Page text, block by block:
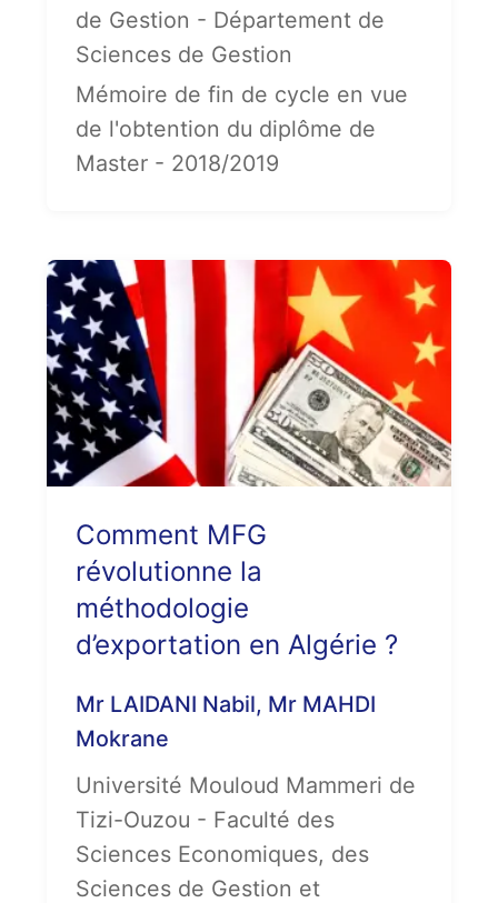
de Gestion - Département de
Sciences de Gestion
Mémoire de fin de cycle en vue
de l'obtention du diplôme de
Master - 2018/2019
Comment MFG
révolutionne la
méthodologie
d’exportation en Algérie ?
Mr LAIDANI Nabil, Mr MAHDI
Mokrane
Université Mouloud Mammeri de
Tizi-Ouzou - Faculté des
Sciences Economiques, des
Sciences de Gestion et